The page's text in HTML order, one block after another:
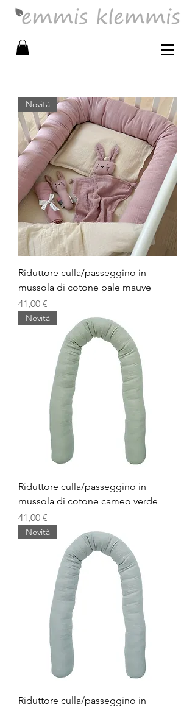
Novità
Riduttore culla/passeggino in
mussola di cotone pale mauve
Prezzo
41,00 €
Novità
Riduttore culla/passeggino in
mussola di cotone cameo verde
Prezzo
41,00 €
Novità
Riduttore culla/passeggino in